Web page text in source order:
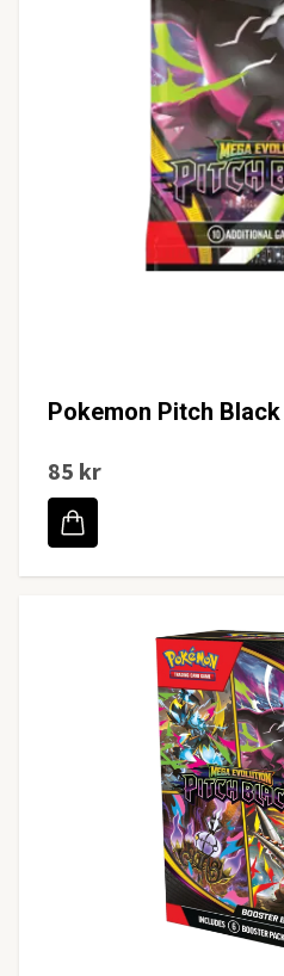
Pokemon Pitch
85 kr